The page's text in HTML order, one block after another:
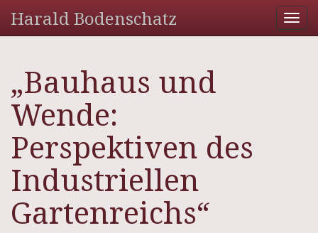
Harald Bodenschatz
„Bauhaus und
Wende:
Perspektiven des
Industriellen
Gartenreichs“